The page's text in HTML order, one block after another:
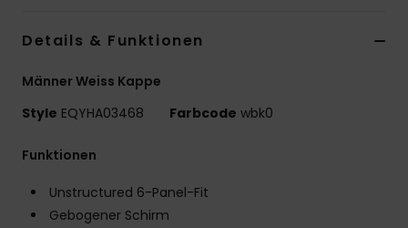
Details & Funktionen
Männer Weiss Kappe
Style EQYHA03468 Farbcode wbk0
Funktionen
Unstructured 6-Panel-Fit
Gebogener Schirm